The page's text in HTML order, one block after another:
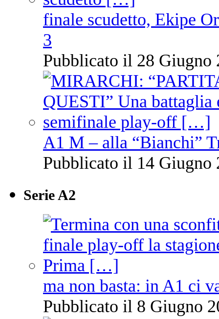
finale scudetto, Ekipe
3
Pubblicato il 28 Giugno
A1 M – alla “Bianchi”
Pubblicato il 14 Giugno
Serie A2
ma non basta: in A1 ci
Pubblicato il 8 Giugno